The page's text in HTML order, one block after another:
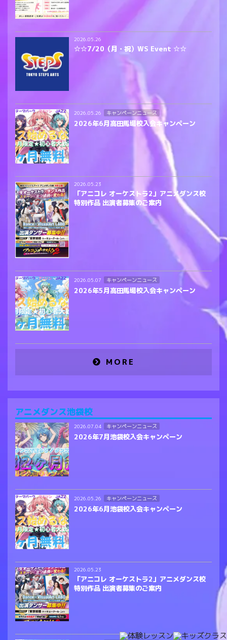
2026.05.26
☆☆7/20（月・祝）WS Event ☆☆
2026.05.26 キャンペーンニュース
2026年6月高田馬場校入会キャンペーン
2026.05.23
「アニコレ オーケストラ2」アニメダンス校
特別作品 出演者募集のご案内
2026.05.07 キャンペーンニュース
2026年5月高田馬場校入会キャンペーン
MORE
アニメダンス池袋校
2026.07.04 キャンペーンニュース
2026年7月池袋校入会キャンペーン
2026.05.26 キャンペーンニュース
2026年6月池袋校入会キャンペーン
2026.05.23
「アニコレ オーケストラ2」アニメダンス校
特別作品 出演者募集のご案内